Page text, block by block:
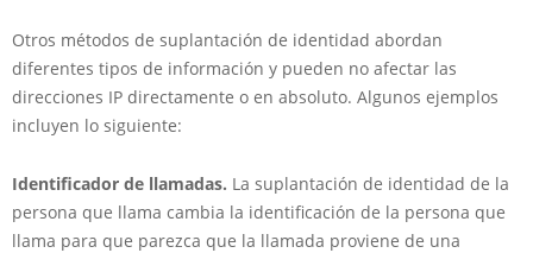
Otros métodos de suplantación de identidad abordan
diferentes tipos de información y pueden no afectar las
direcciones IP directamente o en absoluto. Algunos ejemplos
incluyen lo siguiente:
Identificador de llamadas. La suplantación de identidad de la
persona que llama cambia la identificación de la persona que
llama para que parezca que la llamada proviene de una